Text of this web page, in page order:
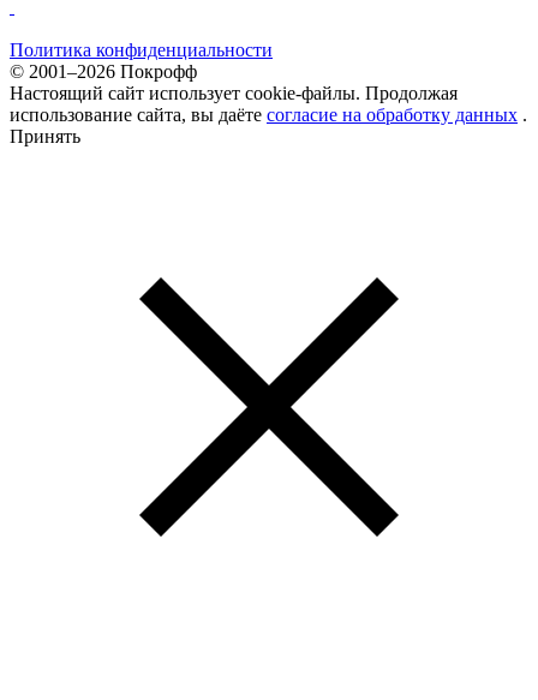
Политика конфиденциальности
© 2001–2026 Покрофф
Настоящий сайт использует cookie-файлы. Продолжая
использование сайта, вы даёте согласие на обработку данных .
Принять